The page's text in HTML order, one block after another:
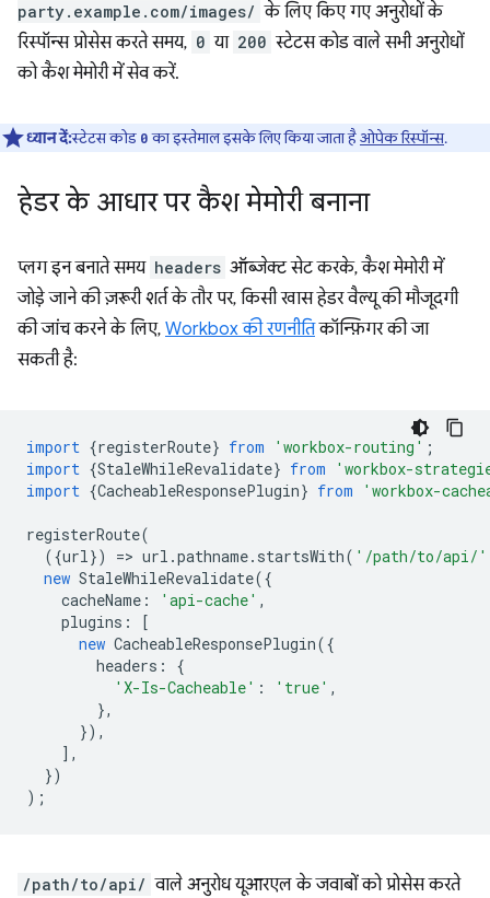
party.example.com/images/ के लिए किए गए अनुरोधों के
रिस्पॉन्स प्रोसेस करते समय, 0 या 200 स्टेटस कोड वाले सभी अनुरोधों
को कैश मेमोरी में सेव करें.
ध्यान दें:स्टेटस कोड 0का इस्तेमाल इसके लिए किया जाता हैओपेक रिस्पॉन्स.
हेडर के आधार पर कैश मेमोरी बनाना
प्लग इन बनाते समय headers ऑब्जेक्ट सेट करके, कैश मेमोरी में
जोड़े जाने की ज़रूरी शर्त के तौर पर, किसी खास हेडर वैल्यू की मौजूदगी
की जांच करने के लिए, Workbox की रणनीतिकॉन्फ़िगर की जा
सकती है:
import {registerRoute} from 'workbox-routing' ;
import {StaleWhileRevalidate} from
'workbox-
import {CacheableResponsePlugin} from 'workbox-
registerRoute(
({url}) => url .pathname. startsWith( '/path/to/api/'
new StaleWhileRevalidate({
cacheName : 'api-cache' ,
plugins :
[
new CacheableResponsePlugin({
headers :
{
'X-Is-Cacheable' : 'true' ,
},
}),
],
})
);
/path/to/api/ वाले अनुरोध यूआरएल के जवाबों को प्रोसेस करते